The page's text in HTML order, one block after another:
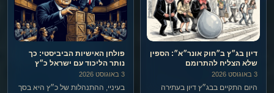
המרכזית. מה לעשות.
מימש את זכות הבחירה שלו".
דיון בג״ץ ב״חוק אונר״א״: הספין
שלא הצליח להתרומם
3 באוגוסט 2026
היום התקיים בבג״ץ דיון בעתירה
פולחן האישיות הביביסטי: כך
נותר הליכוד עם ישראל כ״ץ
3 באוגוסט 2026
בעיניי, ההתנהלות של כ״ץ היא בסך